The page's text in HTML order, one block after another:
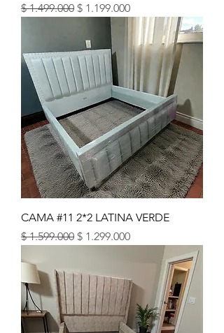
Precio
$ 1.499.000 Precio de oferta
$ 1.199.000
CAMA #11 2*2 LATINA VERDE
Precio
$ 1.599.000 Precio de oferta
$ 1.299.000